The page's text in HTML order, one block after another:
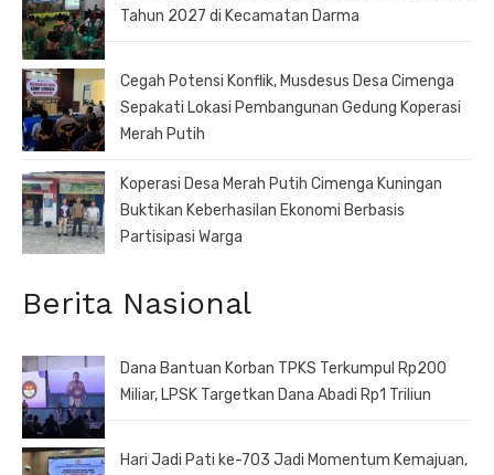
Tahun 2027 di Kecamatan Darma
Cegah Potensi Konflik, Musdesus Desa Cimenga
Sepakati Lokasi Pembangunan Gedung Koperasi
Merah Putih
Koperasi Desa Merah Putih Cimenga Kuningan
Buktikan Keberhasilan Ekonomi Berbasis
Partisipasi Warga
Berita Nasional
Dana Bantuan Korban TPKS Terkumpul Rp200
Miliar, LPSK Targetkan Dana Abadi Rp1 Triliun
Hari Jadi Pati ke-703 Jadi Momentum Kemajuan,